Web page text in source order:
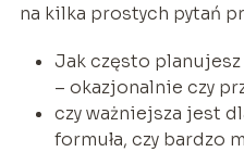
na kilka prostych pytań
Jak często planujesz
– okazjonalnie czy
czy ważniejsza jest
formuła, czy bardzo